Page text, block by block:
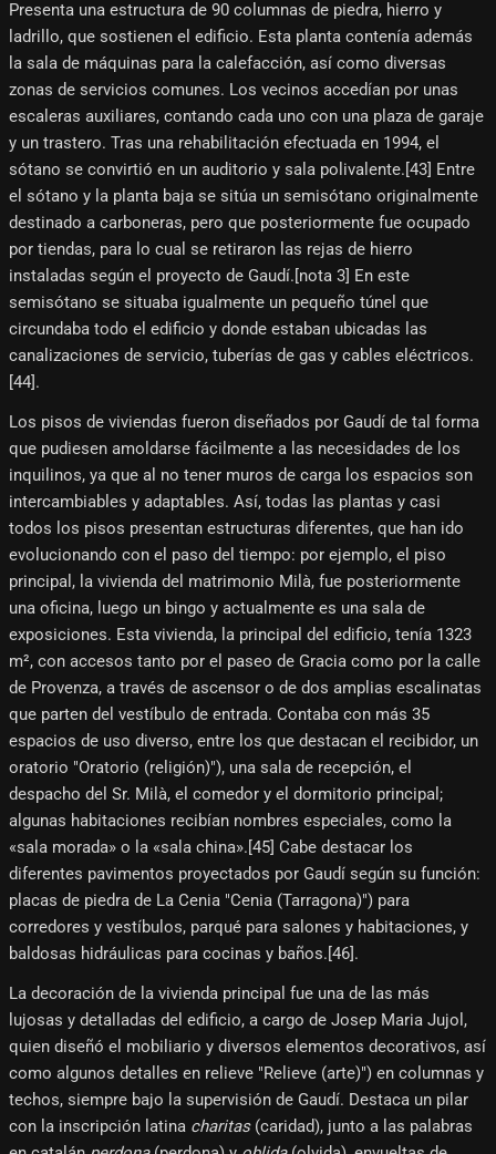
Presenta una estructura de 90 columnas de piedra, hierro y
ladrillo, que sostienen el edificio. Esta planta contenía además
la sala de máquinas para la calefacción, así como diversas
zonas de servicios comunes. Los vecinos accedían por unas
escaleras auxiliares, contando cada uno con una plaza de garaje
y un trastero. Tras una rehabilitación efectuada en 1994, el
sótano se convirtió en un auditorio y sala polivalente.[43]​ Entre
el sótano y la planta baja se sitúa un semisótano originalmente
destinado a carboneras, pero que posteriormente fue ocupado
por tiendas, para lo cual se retiraron las rejas de hierro
instaladas según el proyecto de Gaudí.[nota 3]​ En este
semisótano se situaba igualmente un pequeño túnel que
circundaba todo el edificio y donde estaban ubicadas las
canalizaciones de servicio, tuberías de gas y cables eléctricos.
[44]​.
Los pisos de viviendas fueron diseñados por Gaudí de tal forma
que pudiesen amoldarse fácilmente a las necesidades de los
inquilinos, ya que al no tener muros de carga los espacios son
intercambiables y adaptables. Así, todas las plantas y casi
todos los pisos presentan estructuras diferentes, que han ido
evolucionando con el paso del tiempo: por ejemplo, el piso
principal, la vivienda del matrimonio Milà, fue posteriormente
una oficina, luego un bingo y actualmente es una sala de
exposiciones. Esta vivienda, la principal del edificio, tenía 1323
m², con accesos tanto por el paseo de Gracia como por la calle
de Provenza, a través de ascensor o de dos amplias escalinatas
que parten del vestíbulo de entrada. Contaba con más 35
espacios de uso diverso, entre los que destacan el recibidor, un
oratorio "Oratorio (religión)"), una sala de recepción, el
despacho del Sr. Milà, el comedor y el dormitorio principal;
algunas habitaciones recibían nombres especiales, como la
«sala morada» o la «sala china».[45]​ Cabe destacar los
diferentes pavimentos proyectados por Gaudí según su función:
placas de piedra de La Cenia "Cenia (Tarragona)") para
corredores y vestíbulos, parqué para salones y habitaciones, y
baldosas hidráulicas para cocinas y baños.[46]​.
La decoración de la vivienda principal fue una de las más
lujosas y detalladas del edificio, a cargo de Josep Maria Jujol,
quien diseñó el mobiliario y diversos elementos decorativos, así
como algunos detalles en relieve "Relieve (arte)") en columnas y
techos, siempre bajo la supervisión de Gaudí. Destaca un pilar
con la inscripción latina charitas(caridad), junto a las palabras